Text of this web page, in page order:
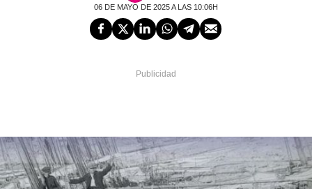
06 DE MAYO DE 2025 A LAS 10:06H